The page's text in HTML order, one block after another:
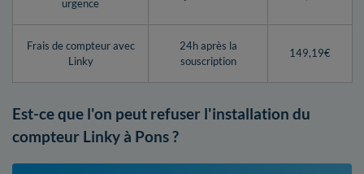
urgence
Frais de compteur avec
Linky
24h après la
souscription
149,19€
Est-ce que l'on peut refuser l'installation du
compteur Linky à Pons ?